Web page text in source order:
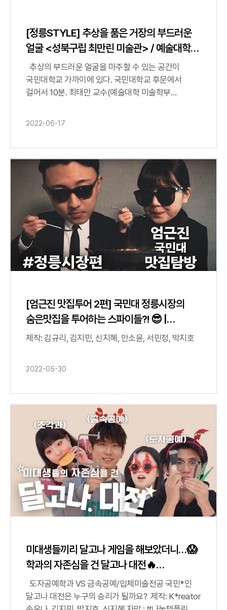
[정릉STYLE] 추상을 품은 거장의 부드러운
얼굴 <성북구립 최만린 미술관> / 예술대학
학장 최태만 교수
국민대학교 가까이에 있다. 국민대학교 후문에서
걸어서 10분. 최태만 교수(예술대학 미술학부
(미술학부 회화전공 21학번)과 마혜원 학생(미술학부
2022-06-17
[엄근진 맛집투어 2편] 국민대 정릉시장의
숨은맛집을 투어하는 스파이들?! 😎 |
정릉시장편 - #청년문간 #카페도티오 #
제작: 김규리, 김지민, 신지혜, 안소윤, 서민정, 박지호
2022-05-30
미대생들끼리 달고나 게임을 해보았더니…😱
학과의 자존심을 건 달고나 대전🔥
ㅣ국민대게임
달고나 대전은 누구의 승리가 될까요? 제작: K*reator